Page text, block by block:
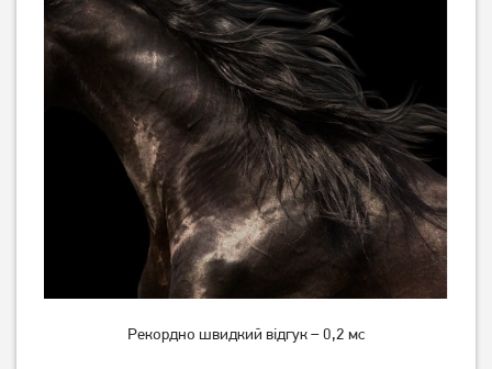
Ноутбук HP Victus 15-
fb3026nw (C38YXEA)
Ноутбук Acer NITRO 5
AN515-55-52GP
(NH.QB2EU.012)
38 999грн
Рекордно швидкий відгук – 0,2 мс